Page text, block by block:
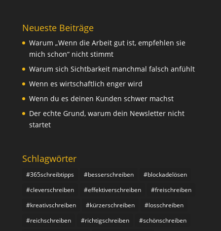
Neueste Beiträge
Warum „Wenn die Arbeit gut ist, empfehlen sie
mich schon“ nicht stimmt
Warum sich Sichtbarkeit manchmal falsch anfühlt
Wenn es wirtschaftlich enger wird
Wenn du es deinen Kunden schwer machst
Der echte Grund, warum dein Newsletter nicht
startet
Schlagwörter
#365schreibtipps #besserschreiben
#blockadelösen
#cleverschreiben
#effektiverschreiben
#freischreiben
#kreativschreiben
#kürzerschreiben
#losschreiben
#reichschreiben
#richtigschreiben
#schönschreiben